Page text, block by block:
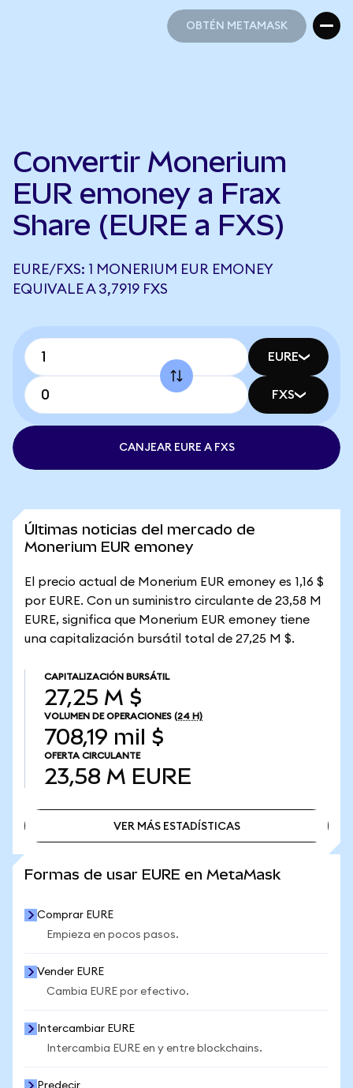
OBTÉN METAMASK
Convertir Monerium
EUR emoney a Frax
Share (EURE a FXS)
EURE/FXS: 1 MONERIUM EUR EMONEY
EQUIVALE A 3,7919 FXS
EURE
FXS
CANJEAR EURE A FXS
Últimas noticias del mercado de
Monerium EUR emoney
El precio actual de Monerium EUR emoney es 1,16 $
por EURE. Con un suministro circulante de 23,58 M
EURE, significa que Monerium EUR emoney tiene
una capitalización bursátil total de 27,25 M $.
CAPITALIZACIÓN BURSÁTIL
27,25 M $
VOLUMEN DE OPERACIONES (24 H)
708,19 mil $
OFERTA CIRCULANTE
23,58 M EURE
VER MÁS ESTADÍSTICAS
Formas de usar EURE en MetaMask
Comprar EURE
Empieza en pocos pasos.
Vender EURE
Cambia EURE por efectivo.
Intercambiar EURE
Intercambia EURE en y entre blockchains.
Predecir